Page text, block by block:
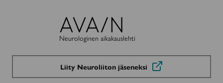
Avain-
lehti
Neurologinen aikakauslehti
Liity Neuroliiton jäseneksi